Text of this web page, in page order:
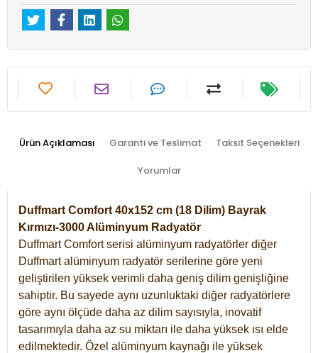
Ürün Açıklaması Garanti ve Teslimat Taksit Seçenekleri
Yorumlar
Duffmart Comfort 40x152 cm (18 Dilim) Bayrak
Kırmızı-3000 Alüminyum Radyatör
Duffmart Comfort serisi alüminyum radyatörler diğer
Duffmart alüminyum radyatör serilerine göre yeni
geliştirilen yüksek verimli daha geniş dilim genişliğine
sahiptir. Bu sayede aynı uzunluktaki diğer radyatörlere
göre aynı ölçüde daha az dilim sayısıyla, inovatif
tasarımıyla daha az su miktarı ile daha yüksek ısı elde
edilmektedir. Özel alüminyum kaynağı ile yüksek